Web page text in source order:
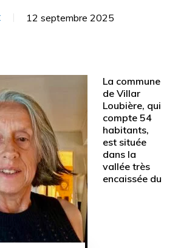
12 septembre 2025
La commune
de Villar
Loubière, qui
compte 54
habitants,
est située
dans la
vallée très
encaissée du